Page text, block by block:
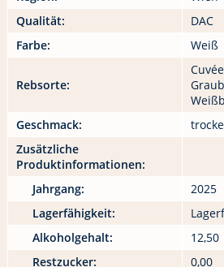
Qualität:
DAC
Farbe:
Weiß
Rebsorte:
Geschmack:
Zusätzliche
Produktinformationen:
Jahrgang:
2025
Lagerfähigkeit:
Alkoholgehalt:
12,50
Restzucker:
0,00